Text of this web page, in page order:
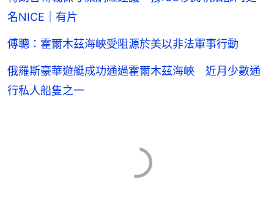
名NICE｜有片
傅聰：霍爾木茲海峽受阻源於美以非法軍事行動
俄羅斯豪華遊艇成功通過霍爾木茲海峽 近月少數通
行私人船隻之一